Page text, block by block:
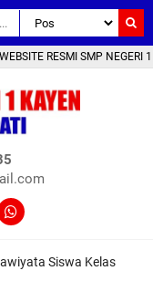
RESMI SMP NEGERI 1
Siswa Kelas